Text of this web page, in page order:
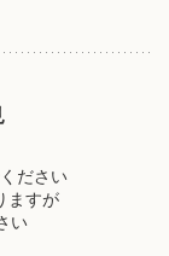
ださい
ますが
い